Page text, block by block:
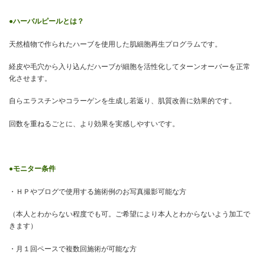
●ハーバルピールとは？
天然植物で作られたハーブを使用した肌細胞再生プログラムです。
経皮や毛穴から入り込んだハーブが細胞を活性化してターンオーバーを正常
化させます。
自らエラスチンやコラーゲンを生成し若返り、肌質改善に効果的です。
回数を重ねるごとに、より効果を実感しやすいです。
●モニター条件
・ＨＰやブログで使用する施術例のお写真撮影可能な方
（本人とわからない程度でも可。ご希望により本人とわからないよう加工で
きます）
・月１回ペースで複数回施術が可能な方